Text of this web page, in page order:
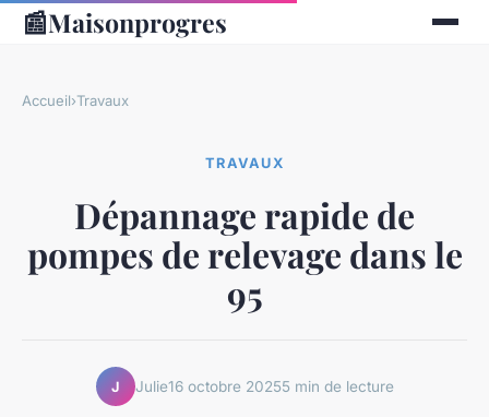
📰Maisonprogres
Accueil›Travaux
TRAVAUX
Dépannage rapide de
pompes de relevage dans le
95
J Julie16 octobre 20255 min de lecture